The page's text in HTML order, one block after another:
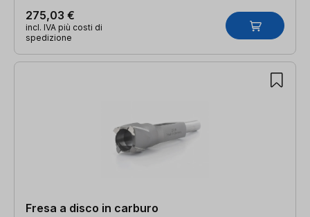
275,03 €
incl. IVA più costi di
spedizione
Fresa a disco in carburo